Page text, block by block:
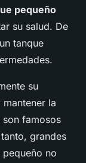
pequeño
su salud. De
tanque
su
la
famosos
grandes
no